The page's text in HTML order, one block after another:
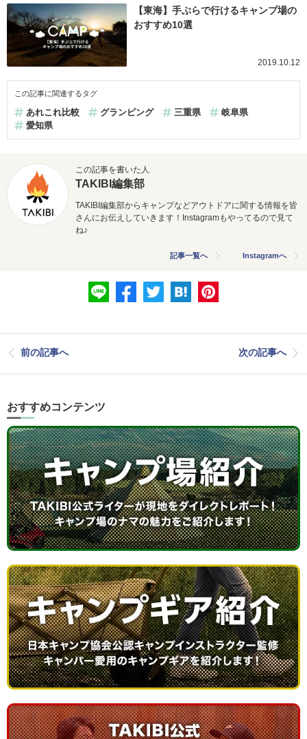
【東海】手ぶらで行けるキャンプ場の
おすすめ10選
2019.10.12
この記事に関連するタグ
あれこれ比較 グランピング 三重県
岐阜県
愛知県
この記事を書いた人
TAKIBI編集部
TAKIBI編集部からキャンプなどアウトドアに関する情報を皆
さんにお伝えしていきます！Instagramもやってるので見て
ね♪
記事一覧へ Instagramへ
前の記事へ 次の記事へ
おすすめコンテンツ